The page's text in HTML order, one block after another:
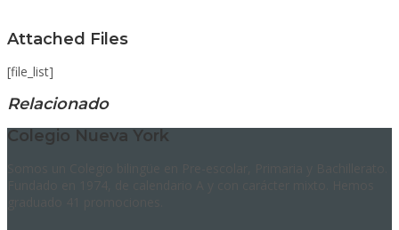
Attached Files
[file_list]
Relacionado
Colegio Nueva York